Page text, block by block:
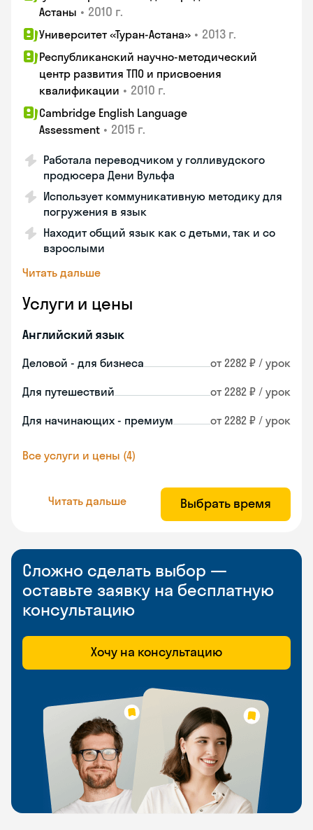
Астаны • 2010 г.
Университет «Туран-Астана» • 2013 г.
Республиканский научно-методический
центр развития ТПО и присвоения
квалификации • 2010 г.
Cambridge English Language
Assessment • 2015 г.
Работала переводчиком у голливудского
продюсера Дени Вульфа
Использует коммуникативную методику для
погружения в язык
Находит общий язык как с детьми, так и со
взрослыми
Читать дальше
Услуги и цены
Английский язык
Деловой - для бизнеса от 2282 ₽ / урок
Для путешествий от 2282 ₽ / урок
Для начинающих - премиум от 2282 ₽ / урок
Все услуги и цены (4)
Читать дальше Выбрать время
Сложно сделать выбор —
оставьте заявку на бесплатную
консультацию
Хочу на консультацию